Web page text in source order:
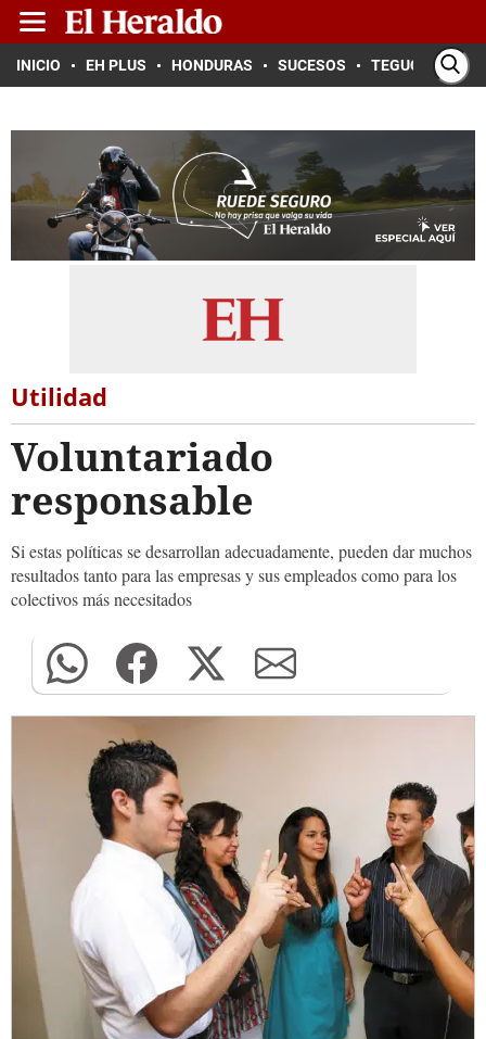
INICIO EH PLUS HONDURAS SUCESOS TEGUCIGALPA
Utilidad
Voluntariado
responsable
Si estas políticas se desarrollan adecuadamente, pueden dar muchos
resultados tanto para las empresas y sus empleados como para los
colectivos más necesitados